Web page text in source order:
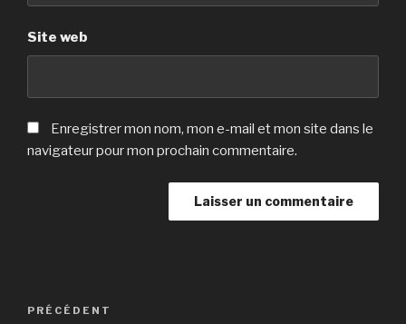
Site web
Enregistrer mon nom, mon e-mail et mon site dans le
navigateur pour mon prochain commentaire.
Navigation
Article
PRÉCÉDENT